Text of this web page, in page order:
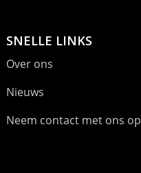
SNELLE LINKS
Over ons
Nieuws
Neem contact met ons op